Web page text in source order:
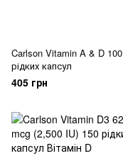
Carlson Vitamin A & D 100
рідких капсул
405 грн